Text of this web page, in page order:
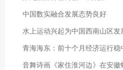
中国数实融合发展态势良好
水上运动兴起为中国西南山区发
青海海东：前十个月经济运行稳
音舞诗画《家住淮河边》在安徽